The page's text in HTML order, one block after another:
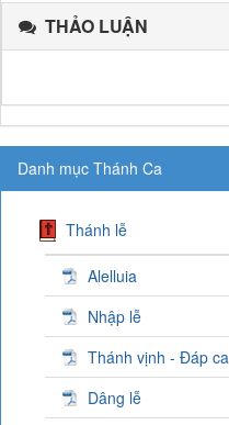
THẢO LUẬN
Danh mục Thánh Ca
Thánh lễ
Alelluia
Nhập lễ
Thánh vịnh - Đáp ca
Dâng lễ